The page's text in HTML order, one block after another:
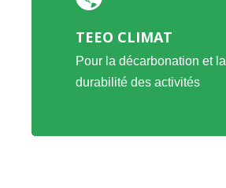
TEEO CLIMAT
Pour la décarbonation et la
durabilité des activités